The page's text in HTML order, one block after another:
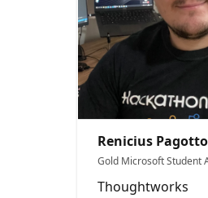
Renicius
Gold Microsoft Student
Thoughtworks